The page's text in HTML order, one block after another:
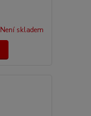
Není skladem